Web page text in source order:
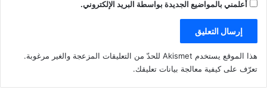
أعلمني بالمواضيع الجديدة بواسطة البريد الإلكتروني.
هذا الموقع يستخدم Akismet للحدّ من التعليقات المزعجة والغير مرغوبة.
تعرّف على كيفية معالجة بيانات تعليقك.